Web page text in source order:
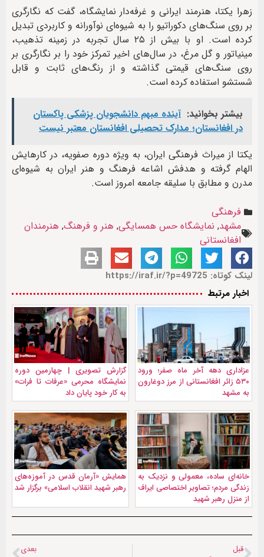
زهرا یکتا، هنرمند ایرانی و غرفه‌دار نمایشگاه، گفت که نگارگری
بر روی سنگ‌های دکوراتیو را به شیوه‌ای نوآورانه و کاربردی تبدیل
کرده است. او با بیش از ۲۵ سال تجربه در زمینه تذهیب،
مینیاتور و گل مرغ، در سال‌های اخیر تمرکز خود را بر نگارگری بر
روی سنگ‌های قیمتی گذاشته و از رنگ‌های ثابت و قابل
شستشو استفاده کرده است.
بیشتر بخوانید: آینده مبهم دانشجویان پزشکی پاکستان
در افغانستان؛ مدارک تحصیلی افغانستان معتبر نیست
یکتا از میراث فرهنگی ایران، به ویژه دوره صفویه، در کارهایش
الهام گرفته و هدفش اشاعه فرهنگ و هنر ایران به شیوه‌ای
مدرن و مطابق با سلیقه جامعه امروز است.
فرهنگی
مشهد, نمایشگاه حس همسایگی, هنر و فرهنگ, هنرمندان
افغانستانی
لینک کوتاه: https://iraf.ir/?p=49725
اخبار مرتبط
عزاداری دهه آخر ماه صفر؛ ورود
۵۳۰ زائر افغانستانی از مرز دوغارون
به مشهد
گزارش تصویری | چهارمین دوره
نمایشگاه محرمی «عرفات تا فرات»
به کار خود پایان داد
خانه‌ای ساده، معمولی و نزدیک به
زندگی مردم؛ تصاویر اختصاصی ایراف
از منزل رهبر شهید
همایش «آرمان قدس در آموزه‌های
رهبر شهید انقلاب اسلامی» برگزار شد
قبل بعدی